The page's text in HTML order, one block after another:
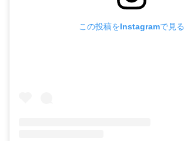
この投稿をInstagramで見る